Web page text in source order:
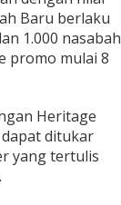
Baru berlaku
1.000 nasabah
promo mulai 8
Heritage
ditukar
yang tertulis